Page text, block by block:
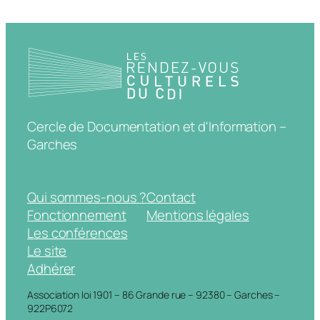
Cercle de Documentation et d'Information –
Garches
Qui sommes-nous ?
Fonctionnement
Les conférences
Le site
Adhérer
Contact
Mentions légales
Association loi 1901 – 86 Grande rue – 92380 – Garches –
922P6072